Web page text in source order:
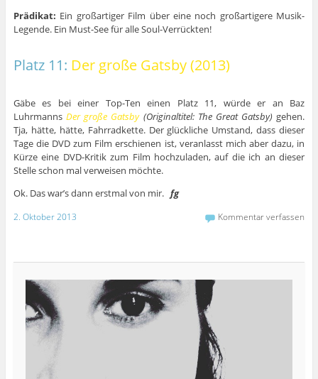
Prädikat: Ein großartiger Film über eine noch großartigere Musik-
Legende. Ein Must-See für alle Soul-Verrückten!
Platz 11: Der große Gatsby (2013)
Gäbe es bei einer Top-Ten einen Platz 11, würde er an Baz
LuhrmannsDer große Gatsby(Originaltitel: The Great Gatsby) gehen.
Tja, hätte, hätte, Fahrradkette. Der glückliche Umstand, dass dieser
Tage die DVD zum Film erschienen ist, veranlasst mich aber dazu, in
Kürze eine DVD-Kritik zum Film hochzuladen, auf die ich an dieser
Stelle schon mal verweisen möchte.
Ok. Das war’s dann erstmal von mir. fg
2. Oktober 2013 Kommentar verfassen